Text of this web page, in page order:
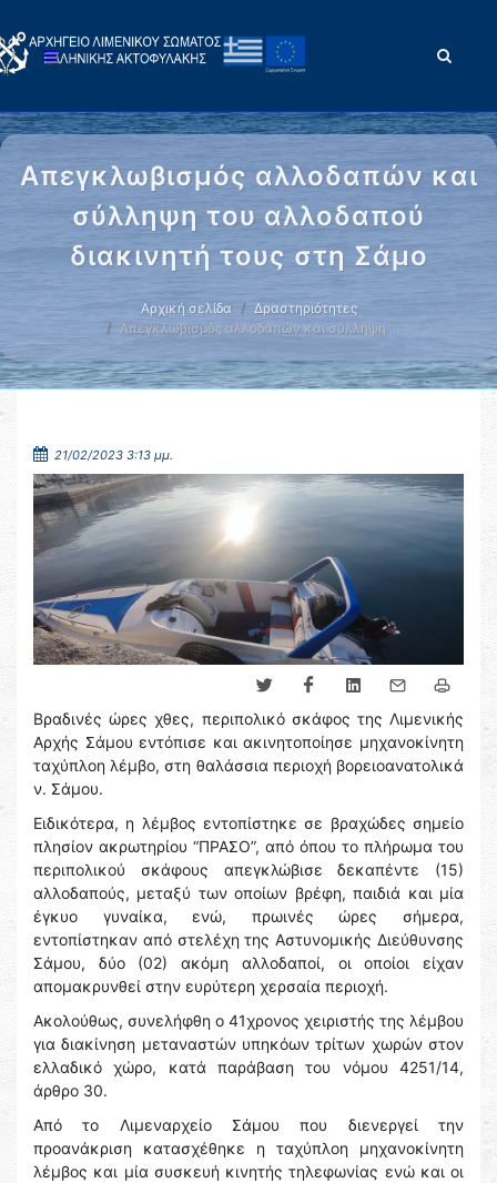
Απεγκλωβισμός αλλοδαπών και
σύλληψη του αλλοδαπού
διακινητή τους στη Σάμο
Αρχική σελίδα
Δραστηριότητες
Απεγκλωβισμός αλλοδαπών και σύλληψη …
21/02/2023 3:13 μμ.
Βραδινές ώρες χθες, περιπολικό σκάφος της Λιμενικής
Αρχής Σάμου εντόπισε και ακινητοποίησε μηχανοκίνητη
ταχύπλοη λέμβο, στη θαλάσσια περιοχή βορειοανατολικά
ν. Σάμου.
Ειδικότερα, η λέμβος εντοπίστηκε σε βραχώδες σημείο
πλησίον ακρωτηρίου “ΠΡΑΣΟ”, από όπου το πλήρωμα του
περιπολικού σκάφους απεγκλώβισε δεκαπέντε (15)
αλλοδαπούς, μεταξύ των οποίων βρέφη, παιδιά και μία
έγκυο γυναίκα, ενώ, πρωινές ώρες σήμερα,
εντοπίστηκαν από στελέχη της Αστυνομικής Διεύθυνσης
Σάμου, δύο (02) ακόμη αλλοδαποί, οι οποίοι είχαν
απομακρυνθεί στην ευρύτερη χερσαία περιοχή.
Ακολούθως, συνελήφθη ο 41χρονος χειριστής της λέμβου
για διακίνηση μεταναστών υπηκόων τρίτων χωρών στον
ελλαδικό χώρο, κατά παράβαση του νόμου 4251/14,
άρθρο 30.
Από το Λιμεναρχείο Σάμου που διενεργεί την
προανάκριση κατασχέθηκε η ταχύπλοη μηχανοκίνητη
λέμβος και μία συσκευή κινητής τηλεφωνίας ενώ και οι